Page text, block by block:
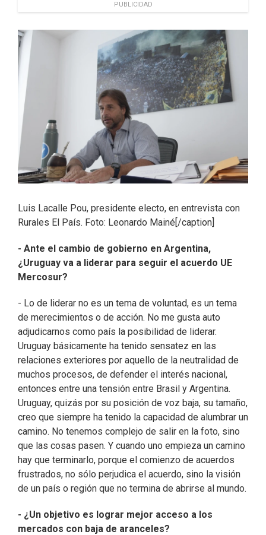
PUBLICIDAD
Luis Lacalle Pou, presidente electo, en entrevista con
Rurales El País. Foto: Leonardo Mainé[/caption]
- Ante el cambio de gobierno en Argentina,
¿Uruguay va a liderar para seguir el acuerdo UE
Mercosur?
- Lo de liderar no es un tema de voluntad, es un tema
de merecimientos o de acción. No me gusta auto
adjudicarnos como país la posibilidad de liderar.
Uruguay básicamente ha tenido sensatez en las
relaciones exteriores por aquello de la neutralidad de
muchos procesos, de defender el interés nacional,
entonces entre una tensión entre Brasil y Argentina.
Uruguay, quizás por su posición de voz baja, su tamaño,
creo que siempre ha tenido la capacidad de alumbrar un
camino. No tenemos complejo de salir en la foto, sino
que las cosas pasen. Y cuando uno empieza un camino
hay que terminarlo, porque el comienzo de acuerdos
frustrados, no sólo perjudica el acuerdo, sino la visión
de un país o región que no termina de abrirse al mundo.
- ¿Un objetivo es lograr mejor acceso a los
mercados con baja de aranceles?